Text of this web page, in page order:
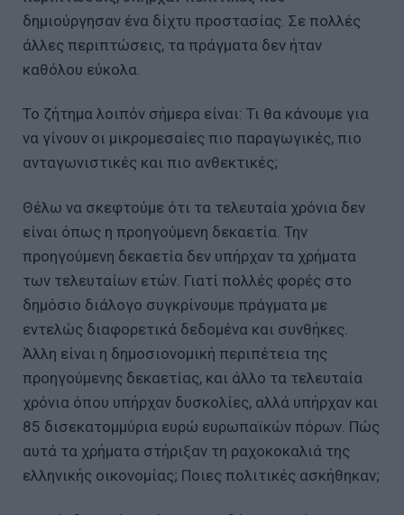
δημιούργησαν ένα δίχτυ προστασίας. Σε πολλές
άλλες περιπτώσεις, τα πράγματα δεν ήταν
καθόλου εύκολα.
Το ζήτημα λοιπόν σήμερα είναι: Τι θα κάνουμε για
να γίνουν οι μικρομεσαίες πιο παραγωγικές, πιο
ανταγωνιστικές και πιο ανθεκτικές;
Θέλω να σκεφτούμε ότι τα τελευταία χρόνια δεν
είναι όπως η προηγούμενη δεκαετία. Την
προηγούμενη δεκαετία δεν υπήρχαν τα χρήματα
των τελευταίων ετών. Γιατί πολλές φορές στο
δημόσιο διάλογο συγκρίνουμε πράγματα με
εντελώς διαφορετικά δεδομένα και συνθήκες.
Άλλη είναι η δημοσιονομική περιπέτεια της
προηγούμενης δεκαετίας, και άλλο τα τελευταία
χρόνια όπου υπήρχαν δυσκολίες, αλλά υπήρχαν και
85 δισεκατομμύρια ευρώ ευρωπαϊκών πόρων. Πώς
αυτά τα χρήματα στήριξαν τη ραχοκοκαλιά της
ελληνικής οικονομίας; Ποιες πολιτικές ασκήθηκαν;